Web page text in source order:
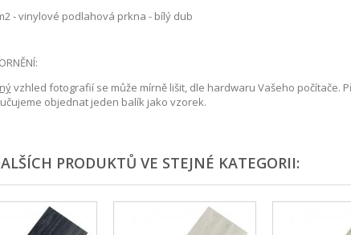
- vinylové podlahová prkna - bílý dub
vzhled fotografií se může mírně lišit, dle hardwaru Vašeho počítače.
objednat jeden balík jako vzorek.
PRODUKTŮ VE STEJNÉ KATEGORII: